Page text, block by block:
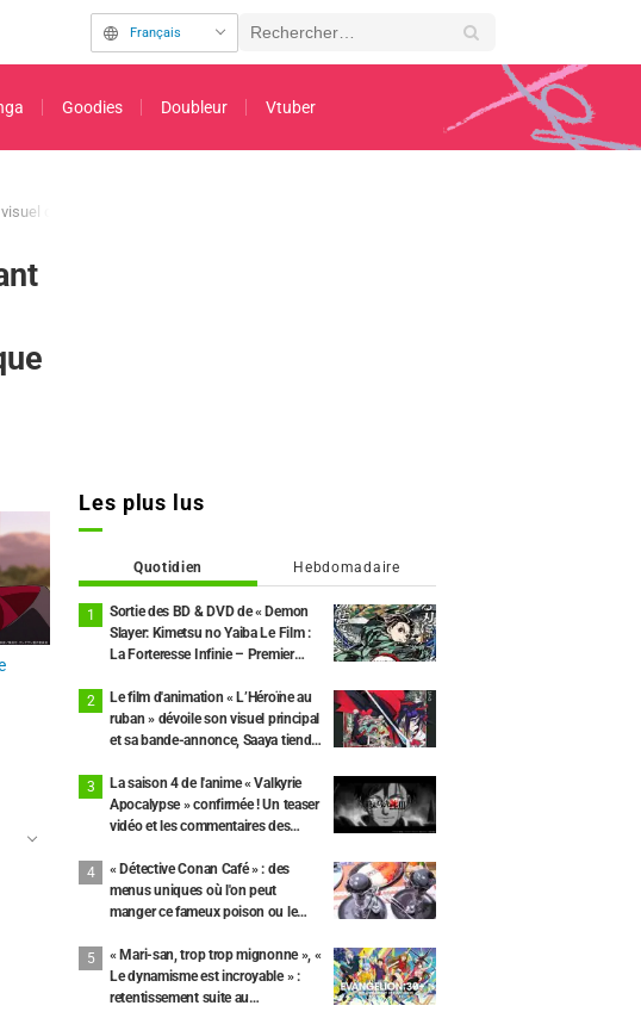
Français
Goodies Doubleur Vtuber
d'été beaucoup trop original suscite de nombreuses réactions : « Il n'y a que dans Dan
Les plus lus
Quotidien Hebdomadaire
Sortie des BD & DVD de « Demon
Slayer: Kimetsu no Yaiba Le Film :
La Forteresse Infinie – Premier
d’une publicité ! L’édition limitée
inclura un coffret illustré par le
character designer Akira
Le film d'animation « L’Héroïne au
ruban » dévoile son visuel principal
et sa bande-annonce, Saaya tiendra
La saison 4 de l'anime « Valkyrie
Apocalypse » confirmée ! Un teaser
vidéo et les commentaires des
rounds seront au cœur de l'intrigue
»
« Détective Conan Café » : des
menus uniques où l'on peut
manger ce fameux poison ou le
« Mari-san, trop trop mignonne », «
Le dynamisme est incroyable » :
retentissement suite au